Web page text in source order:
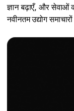
ज्ञान बढ़ाएँ, और सेवाओं
नवीनतम उद्योग